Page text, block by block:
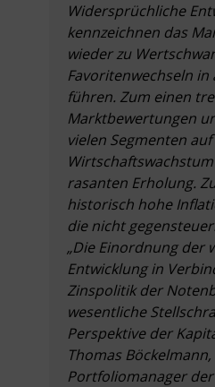
Widersprüchliche
kennzeichnen das
wieder zu
Favoritenwechseln in
führen. Zum einen
Marktbewertungen
vielen Segmenten
rasanten Erholung.
historisch hohe
die nicht
„Die Einordnung der
Entwicklung in
Zinspolitik der
wesentliche
Perspektive der
Thomas
Portfoliomanager der